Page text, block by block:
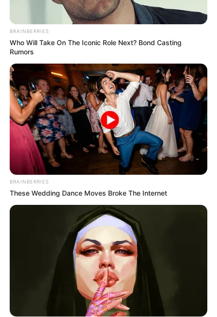
BRAINBERRIES
Who Will Take On The Iconic Role Next? Bond Casting
Rumors
BRAINBERRIES
These Wedding Dance Moves Broke The Internet